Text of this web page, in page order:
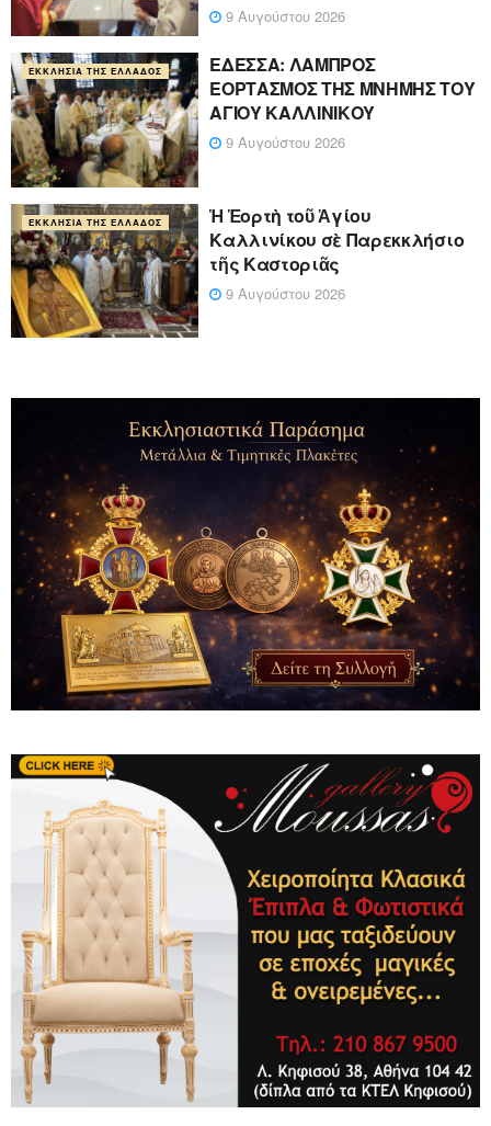
9 Αυγούστου 2026
ΕΚΚΛΗΣΊΑ ΤΗΣ ΕΛΛΆΔΟΣ
ΕΔΕΣΣΑ: ΛΑΜΠΡΟΣ
ΕΟΡΤΑΣΜΟΣ ΤΗΣ ΜΝΗΜΗΣ ΤΟΥ
ΑΓΙΟΥ ΚΑΛΛΙΝΙΚΟΥ
9 Αυγούστου 2026
ΕΚΚΛΗΣΊΑ ΤΗΣ ΕΛΛΆΔΟΣ
Ἡ Ἑορτὴ τοῦ Ἁγίου
Καλλινίκου σὲ Παρεκκλήσιο
τῆς Καστοριᾶς
9 Αυγούστου 2026